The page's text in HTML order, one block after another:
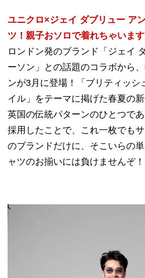
ユニクロ×ジェイ ダブリュー ア
ツ！親子おソロで着れちゃいます
ロンドン発のブランド「ジェイ
ーソン」との話題のコラボから
ンが3月に登場！「ブリティッシ
イル」をテーマに掲げた春夏の新
英国の伝統パターンのひとつで
採用したことで、これ一枚でも
のブランドだけに、そこいらの
ャツのお揃いには負けませんぞ！